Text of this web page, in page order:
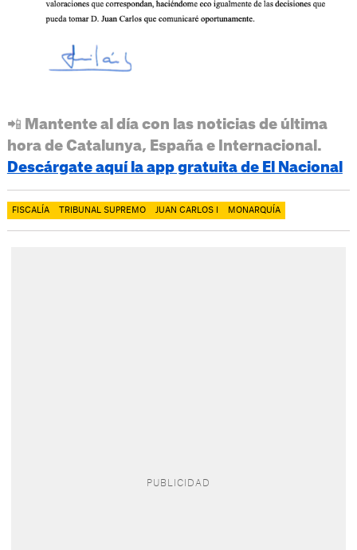
📲 Mantente al día con las noticias de última
hora de Catalunya, España e Internacional.
Descárgate aquí la app gratuita de El Nacional
FISCALÍA TRIBUNAL SUPREMO JUAN CARLOS I MONARQUÍA